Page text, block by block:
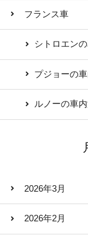
フランス車
シトロエン
プジョーの
ルノーの車
2026年3月
2026年2月